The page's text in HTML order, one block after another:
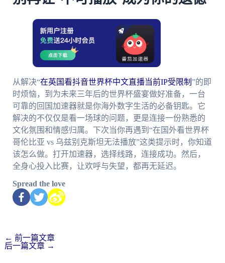
从解决“在英国看抖音世界杯中文直播当前IP受限制 ”的即
时烦恼，到为未来三年后的世界杯盛宴做好准备，一台
可靠的回国加速器就是你海外数字生活的必备钥匙。它
解决的不仅仅是看一场球的问题，更是连接一份熟悉的
文化氛围和情感归属。下次当你再遇到“在国外看世界杯
哥伦比亚 vs 乌兹别克斯坦无法播放”这类提示时，你知道
该怎么做。打开加速器，选择线路，连接成功。然后，
全身心投入比赛，让欢呼与失望，都再无延迟。
Spread the love
← 前一篇文章
后一篇文章 →